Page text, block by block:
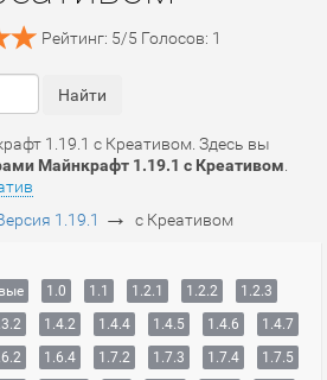
Рейтинг: 5/5 Голосов: 1
1.19.1 c Креативом. Здесь вы
Майнкрафт 1.19.1 c Креативом
1.19.1 → c Креативом
1.0 1.1 1.2.1 1.2.2
1.2.3
1.4.2 1.4.4 1.4.5 1.4.6
1.4.7
1.6.4 1.7.2 1.7.3 1.7.4
1.7.5